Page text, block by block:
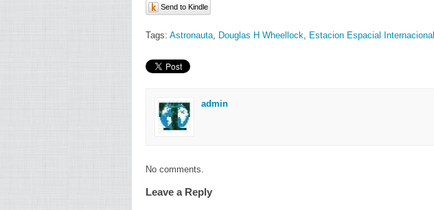
Send to Kindle
Tags: Astronauta, Douglas H Wheellock, Estacion Espacial Internacional
admin
No comments.
Leave a Reply